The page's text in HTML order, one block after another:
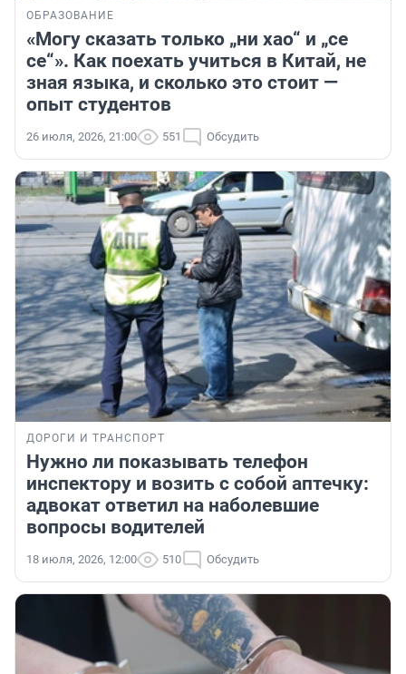
ОБРАЗОВАНИЕ
«Могу сказать только „ни хао“ и „се
се“». Как поехать учиться в Китай, не
зная языка, и сколько это стоит —
опыт студентов
26 июля, 2026, 21:00 551 Обсудить
ДОРОГИ И ТРАНСПОРТ
Нужно ли показывать телефон
инспектору и возить с собой аптечку:
адвокат ответил на наболевшие
вопросы водителей
18 июля, 2026, 12:00 510 Обсудить